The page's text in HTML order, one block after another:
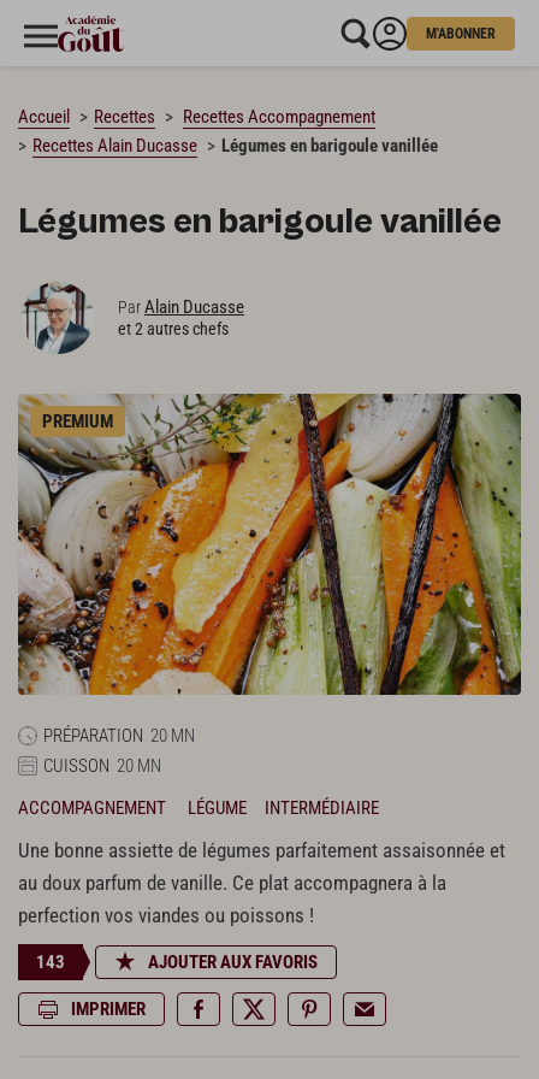
M'ABONNER
Accueil Recettes
Recettes Accompagnement
Recettes Alain Ducasse
Légumes en barigoule vanillée
Légumes en barigoule vanillée
ParAlain Ducasse
et 2 autres chefs
PREMIUM
PRÉPARATION 20 MN
CUISSON 20 MN
ACCOMPAGNEMENT
LÉGUME INTERMÉDIAIRE
Une bonne assiette de légumes parfaitement assaisonnée et
au doux parfum de vanille. Ce plat accompagnera à la
perfection vos viandes ou poissons !
143 AJOUTER AUX FAVORIS
IMPRIMER
CHARGEMENT…